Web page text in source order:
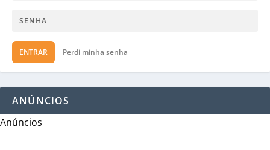
ENTRAR Perdi minha senha
ANÚNCIOS
Anúncios